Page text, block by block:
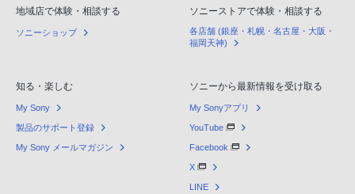
地域店で体験・相談する
ソニーショップ
ソニーストアで体験・相談する
各店舗 (銀座・札幌・名古屋・大阪・
福岡天神)
知る・楽しむ
My Sony
製品のサポート登録
My Sony メールマガジン
ソニーから最新情報を受け取る
My Sonyアプリ
YouTube
Facebook
X
LINE